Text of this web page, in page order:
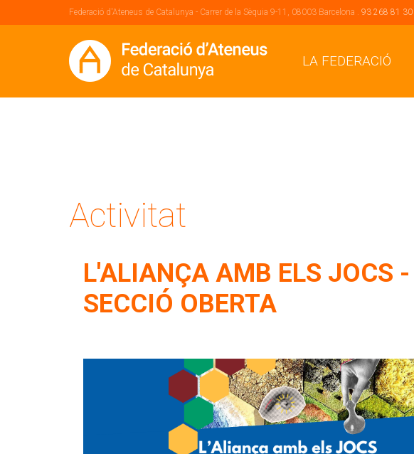
Federació d'Ateneus de Catalunya - Carrer de la Sèquia 9-11, 08003 Barcelona . 93 268 81 30
LA FEDERACIÓ
Activitat
L'ALIANÇA AMB ELS JOCS -
SECCIÓ OBERTA